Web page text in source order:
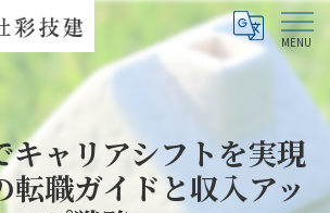
キャリアシフトを実現
転職ガイドと収入アッ